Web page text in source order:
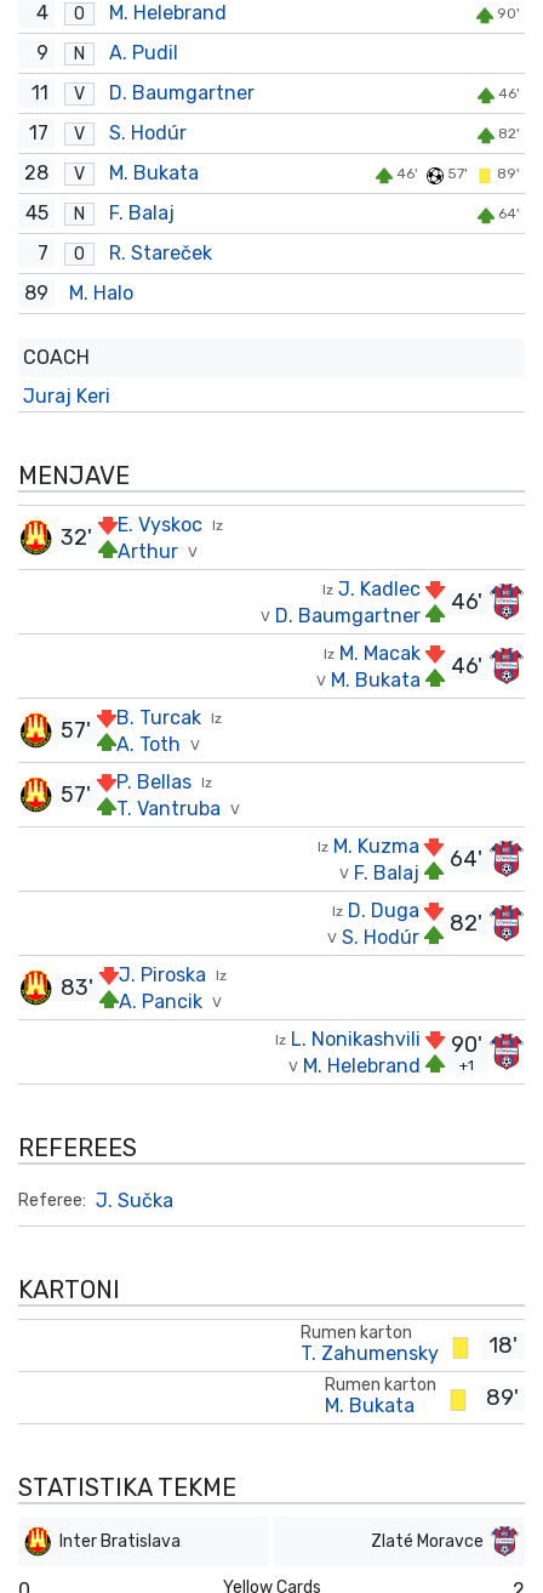
4
O M. Helebrand 90'
9 N
A. Pudil
11
V D. Baumgartner 46'
17 V S. Hodúr 82'
28 V M. Bukata 46' 57' 89'
45 N F. Balaj 64'
7 O
R. Stareček
89
M. Halo
COACH
Juraj Keri
MENJAVE
Iz
E. Vyskoc
V
Arthur
32'
46'
Iz J. Kadlec
V D. Baumgartner
46'
Iz M. Macak
V M. Bukata
Iz
B. Turcak
V
A. Toth
57'
Iz
P. Bellas
V
T. Vantruba
57'
64'
Iz M. Kuzma
V F. Balaj
82'
Iz D. Duga
V S. Hodúr
Iz
J. Piroska
V
A. Pancik
83'
90'
+1
Iz L. Nonikashvili
V M. Helebrand
REFEREES
Referee: J. Sučka
KARTONI
18'
Rumen karton
T. Zahumensky
89'
Rumen karton
M. Bukata
STATISTIKA TEKME
Inter Bratislava Zlaté Moravce
Yellow Cards